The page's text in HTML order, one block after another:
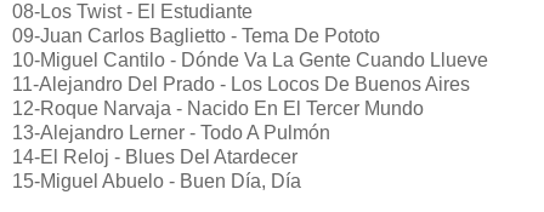
08-Los Twist - El Estudiante
09-Juan Carlos Baglietto - Tema De Pototo
10-Miguel Cantilo - Dónde Va La Gente Cuando Llueve
11-Alejandro Del Prado - Los Locos De Buenos Aires
12-Roque Narvaja - Nacido En El Tercer Mundo
13-Alejandro Lerner - Todo A Pulmón
14-El Reloj - Blues Del Atardecer
15-Miguel Abuelo - Buen Día, Día